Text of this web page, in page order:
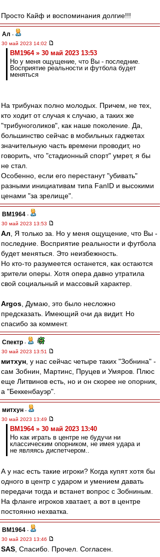
Просто Кайф и воспоминания долгие!!!
Ал -
30 май 2023 14:02
BM1964 » 30 май 2023 13:53
Но у меня ощущение, что Вы - последние.
Восприятие реальности и футбола будет
меняться
На трибунах полно молодых. Причем, не тех,
кто ходит от случая к случаю, а таких же
"трибуноголиков", как наше поколение. Да,
большинство сейчас в мобильных гаджетах
значительную часть времени проводит, но
говорить, что "стадионный спорт" умрет, я бы
не стал.
Особенно, если его перестанут "убивать"
разными инициативам типа FanID и высокими
ценами "за зрелище".
BM1964 -
30 май 2023 13:53
Ал , Я только за. Но у меня ощущение, что Вы -
последние. Восприятие реальности и футбола
будет меняться. Это неизбежность.
Но кто-то разумеется останется, как остаются
зрители оперы. Хотя опера давно утратила
свой социальный и массовый характер.
Argos , Думаю, это было несложно
предсказать. Имеющий очи да видит. Но
спасибо за коммент.
Спектр -
30 май 2023 13:51
митхун , у нас сейчас четыре таких "Зобнина" -
сам Зобнин, Мартинс, Пруцев и Умяров. Плюс
еще Литвинов есть, но и он скорее не опорник,
а "Беккенбауэр".
митхун -
30 май 2023 13:49
BM1964 » 30 май 2023 13:40
Но как играть в центре не будучи ни
классическим опорником, не имея удара и
не являясь диспетчером..
А у нас есть такие игроки? Когда купят хотя бы
одного в центр с ударом и умением давать
передачи тогда и встанет вопрос с Зобниным.
На фланге игроков хватает, а вот в центре
постоянно нехватка.
BM1964 -
30 май 2023 13:46
SAS , Спасибо. Прочел. Согласен.